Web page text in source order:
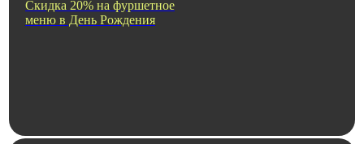
Скидка 20% на фуршетное
меню в День Рождения